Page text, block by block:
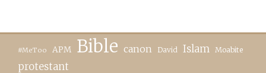
#MeToo APM Bible canon David Islam Moabite
protestant